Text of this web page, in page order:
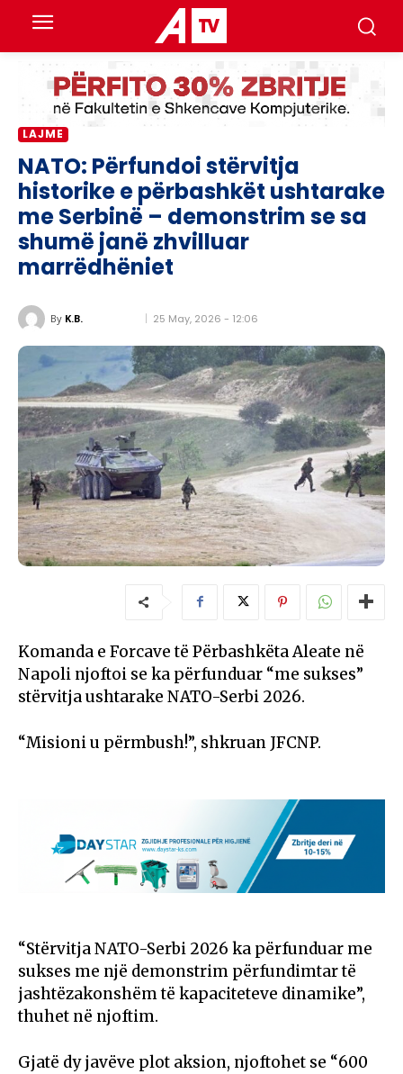
LAJME
NATO: Përfundoi stërvitja
historike e përbashkët ushtarake
me Serbinë – demonstrim se sa
shumë janë zhvilluar
marrëdhëniet
By K.B. 25 May, 2026 - 12:06
Komanda e Forcave të Përbashkëta Aleate në
Napoli njoftoi se ka përfunduar “me sukses”
stërvitja ushtarake NATO-Serbi 2026.
“Misioni u përmbush!”, shkruan JFCNP.
“Stërvitja NATO-Serbi 2026 ka përfunduar me
sukses me një demonstrim përfundimtar të
jashtëzakonshëm të kapaciteteve dinamike”,
thuhet në njoftim.
Gjatë dy javëve plot aksion, njoftohet se “600